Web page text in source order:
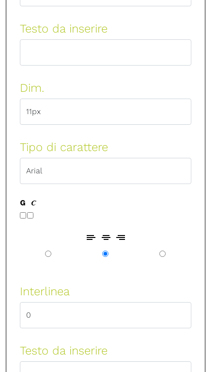
Testo da inserire
Dim.
Tipo di carattere
Interlinea
Testo da inserire